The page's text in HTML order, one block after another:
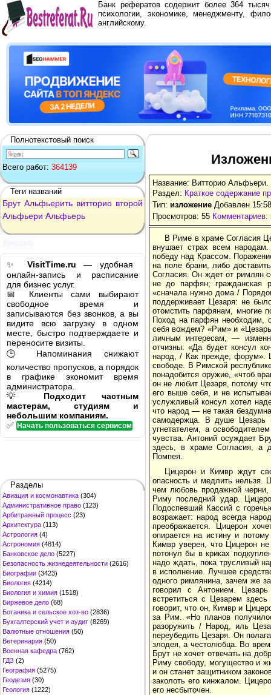
Банк рефератов содержит более 364
психологии, экономике, менеджменту,
английскому.
Полнотекстовый поиск
Всего работ: 364139
Теги названий
Брут Альфьерить витторио второй
Альфьери Альфьерь
✨ VisitTime.ru — удобная
онлайн-запись и расписание
для бизнес услуг.
📅 Клиенты сами выбирают
свободное время и
записываются без звонков, а вы
видите всю загрузку в одном
месте, быстро подтверждаете и
переносите визиты.
🕒 Напоминания снижают
количество пропусков, а порядок
в графике экономит время
администратора.
💡 Подходит частным
мастерам, студиям и
небольшим компаниям.
✅ Начать пользоваться сервисом
Разделы
Авиация и космонавтика (304)
Административное право (123)
Арбитражный процесс (23)
Архитектура (113)
Астрология (4)
Астрономия (4814)
Банковское дело (5227)
Безопасность жизнедеятельности (2616)
Биографии (3423)
Биология (4214)
Биология и химия (1518)
Биржевое дело (68)
Ботаника и сельское хоз-во (2836)
Бухгалтерский учет и аудит (8269)
Валютные отношения (50)
Ветеринария (50)
Военная кафедра (762)
ГДЗ (2)
География (5275)
Геодезия (30)
Геология (1222)
Название: Витторио Альфьери.
Раздел: Краткое содержание
Тип: изложение Добавлен
Просмотров: 55 Комментариев:
В Риме в храме Согласия
внушает страх всем
победу над Крассом.
на поле брани, либо
Согласия. Он ждет от римлян
не до парфян; гражданская
«сначала нужно дома /
поддерживает Цезаря: не
отомстить парфянам, многие
Поход на парфян необходим,
себя вождем? «Рим» и
личным интересам, —
отчизны: «Да будет консул
народ, / Как прежде, форум».
свободе. В Римской
понадобится оружие, «чтоб
он не любит Цезаря, потому
его выше себя, и не
услужливый консул хотел
что народ — не такая
самодержца. В душе Цезарь
угнетателем, а
чувства. Антоний осуждает
здесь, в храме Согласия, а
Помпея.
Цицерон и Кимвр ждут
опасность и медлить нельзя.
чем любовь продажной
Риму последний удар.
Подоспевший Кассий с
возражает: народ всегда
преображается. Цицерон
опирается на истину и
Кимвр уверен, что Цицерон
потонул бы в криках
надо ждать, пока трусливый
в исполнение. Лучшее
одного римлянина, зачем же
говорил с Антонием.
встретиться с Цезарем
говорит, что он, Кимвр и
за Рим. «Но планов
разоружить / Народ, иль
переубедить Цезаря. Он
злодея, а честолюбца. Во
Брут не хочет отвечать на
Риму свободу, могущество и
и он станет защитником
заколоть его кинжалом.
его несбыточен.